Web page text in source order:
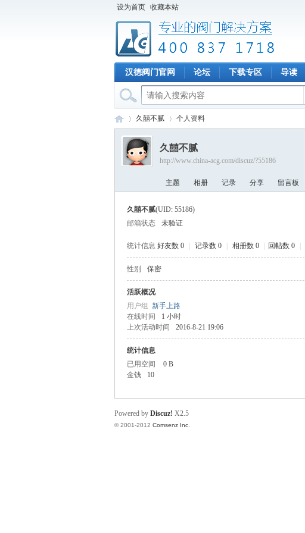
设为首页 收藏本站
汉德阀门官网 论坛 下载专区 导读
›
久囍不腻 个人资料
久囍不腻
http://www.china-acg.com/discuz/?55186
主题 相册 记录 分享 留言板
久囍不腻(UID: 55186)
邮箱状态
未验证
统计信息 好友数 0 记录数 0 相册数 0 回帖数 0
性别 保密
活跃概况
用户组 新手上路
在线时间
1 小时
上次活动时间
2016-8-21 19:06
统计信息
已用空间
0 B
金钱
10
Powered by Discuz! X2.5
© 2001-2012 Comsenz Inc.